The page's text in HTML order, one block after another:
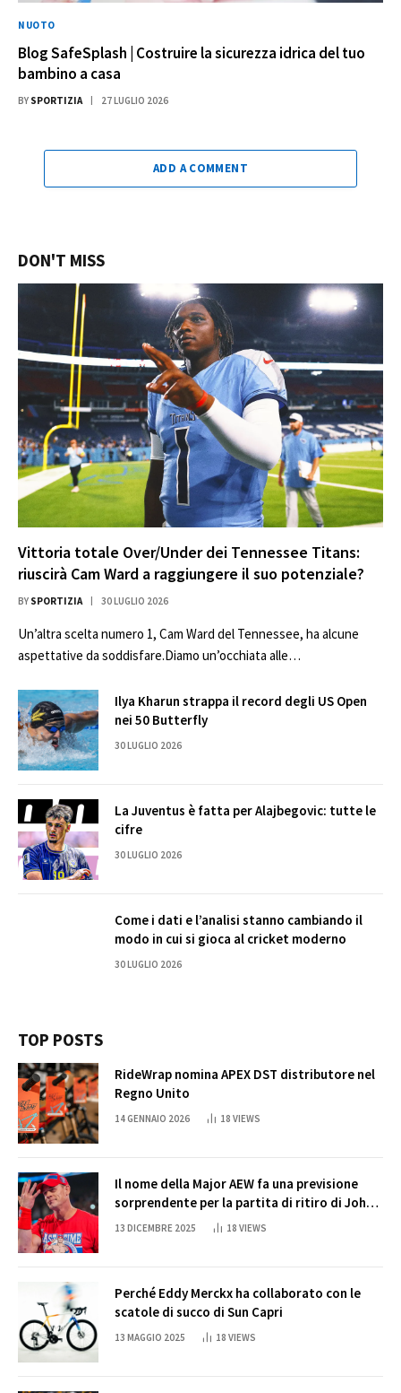
NUOTO
Blog SafeSplash | Costruire la sicurezza idrica del tuo
bambino a casa
BY SPORTIZIA 27 LUGLIO 2026
ADD A COMMENT
DON'T MISS
Vittoria totale Over/Under dei Tennessee Titans:
riuscirà Cam Ward a raggiungere il suo potenziale?
BY SPORTIZIA 30 LUGLIO 2026
Un’altra scelta numero 1, Cam Ward del Tennessee, ha alcune
aspettative da soddisfare.Diamo un’occhiata alle…
Ilya Kharun strappa il record degli US Open
nei 50 Butterfly
30 LUGLIO 2026
La Juventus è fatta per Alajbegovic: tutte le
cifre
30 LUGLIO 2026
Come i dati e l’analisi stanno cambiando il
modo in cui si gioca al cricket moderno
30 LUGLIO 2026
TOP POSTS
RideWrap nomina APEX DST distributore nel
Regno Unito
14 GENNAIO 2026 18 VIEWS
Il nome della Major AEW fa una previsione
sorprendente per la partita di ritiro di John
Cena
13 DICEMBRE 2025 18 VIEWS
Perché Eddy Merckx ha collaborato con le
scatole di succo di Sun Capri
13 MAGGIO 2025 18 VIEWS